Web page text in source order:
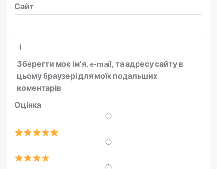
Сайт
Зберегти моє ім'я, e-mail, та адресу сайту в
цьому браузері для моїх подальших
коментарів.
Оцінка